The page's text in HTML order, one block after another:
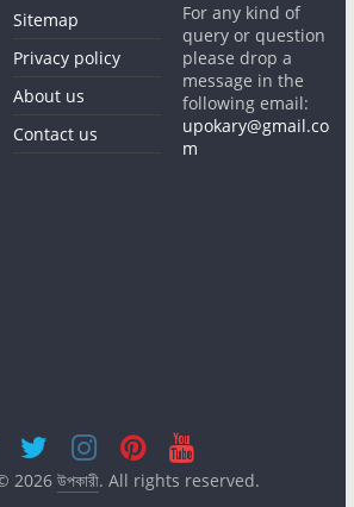
Sitemap
Privacy policy
About us
Contact us
For any kind of
query or question
please drop a
message in the
following email:
upokary@gmail.co
m
2026উপকারী. All rights reserved.